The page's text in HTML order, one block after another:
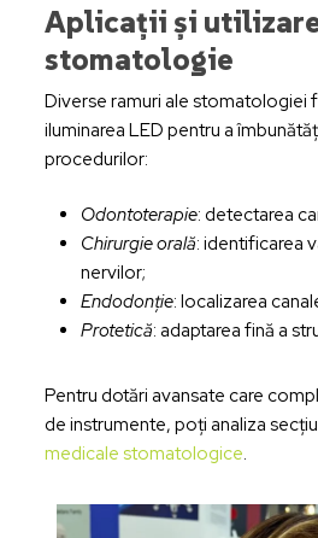
Aplicații și
stomatologie
Diverse ramuri ale stomatologiei
iluminarea LED pentru a
procedurilor:
Odontoterapie: detectarea
Chirurgie orală: identificarea
nervilor;
Endodonție: localizarea
Protetică: adaptarea fină a
Pentru dotări avansate care
de instrumente, poți analiza
medicale stomatologice.